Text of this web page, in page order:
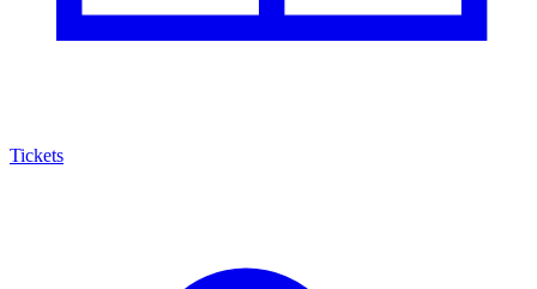
Tickets